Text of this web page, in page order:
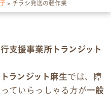
> チラシ発送の軽作業
支援事業所トランジット
ランジット麻生では、障
ていらっしゃる方が一般